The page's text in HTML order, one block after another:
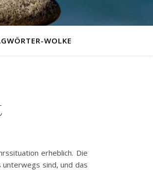
WOLKE
erheblich. Die
unterwegs sind, und das